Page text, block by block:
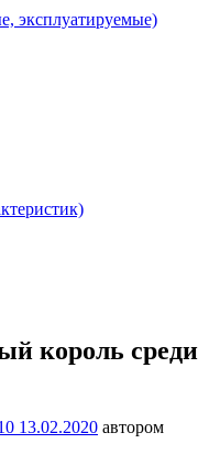
эксплуатируемые)
король среди
13.02.2020 автором